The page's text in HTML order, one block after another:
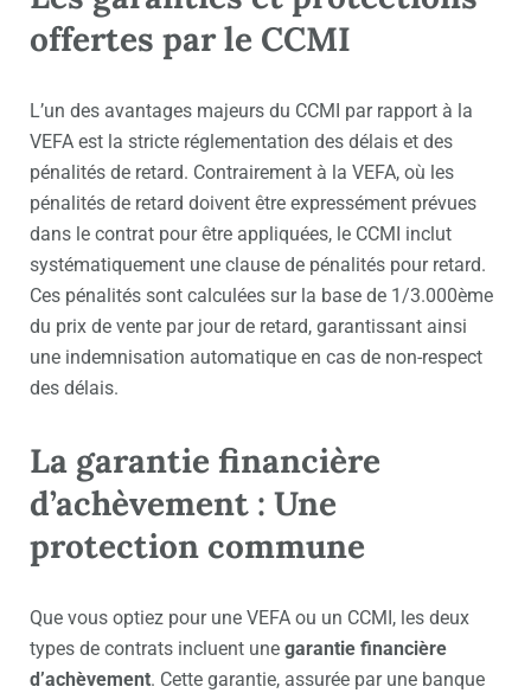
offertes par le CCMI
L’un des avantages majeurs du CCMI par rapport à la
VEFA est la stricte réglementation des délais et des
pénalités de retard. Contrairement à la VEFA, où les
pénalités de retard doivent être expressément prévues
dans le contrat pour être appliquées, le CCMI inclut
systématiquement une clause de pénalités pour retard.
Ces pénalités sont calculées sur la base de 1/3.000ème
du prix de vente par jour de retard, garantissant ainsi
une indemnisation automatique en cas de non-respect
des délais.
La garantie financière
d’achèvement : Une
protection commune
Que vous optiez pour une VEFA ou un CCMI, les deux
types de contrats incluent une garantie financière
d’achèvement. Cette garantie, assurée par une banque